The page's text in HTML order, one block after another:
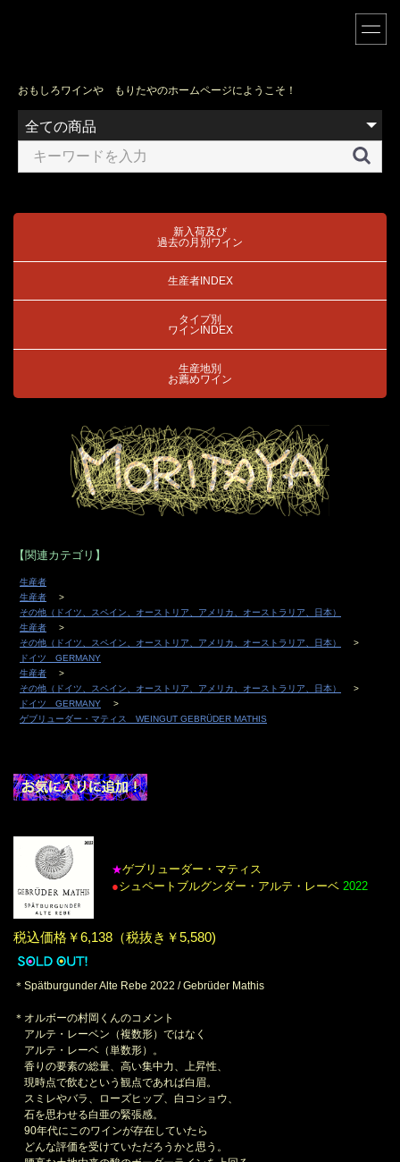
おもしろワインや もりたやのホームページにようこそ！
新入荷及び
過去の月別ワイン
生産者INDEX
タイプ別
ワインINDEX
生産地別
お薦めワイン
【関連カテゴリ】
生産者
生産者
その他（ドイツ、スペイン、オーストリア、アメリカ、オーストラリア、日本）
生産者
その他（ドイツ、スペイン、オーストリア、アメリカ、オーストラリア、日本）
ドイツ GERMANY
生産者
その他（ドイツ、スペイン、オーストリア、アメリカ、オーストラリア、日本）
ドイツ GERMANY
ゲブリューダー・マティス WEINGUT GEBRÜDER MATHIS
★ゲブリューダー・マティス
●シュペートブルグンダー・アルテ・レーベ 2022
税込価格￥6,138（税抜き￥5,580)
＊Spätburgunder Alte Rebe 2022 / Gebrüder Mathis
＊オルボーの村岡くんのコメント
アルテ・レーベン（複数形）ではなく
アルテ・レーベ（単数形）。
香りの要素の総量、高い集中力、上昇性、
現時点で飲むという観点であれば白眉。
スミレやバラ、ローズヒップ、白コショウ、
石を思わせる白亜の緊張感。
90年代にこのワインが存在していたら
どんな評価を受けていただろうかと思う。